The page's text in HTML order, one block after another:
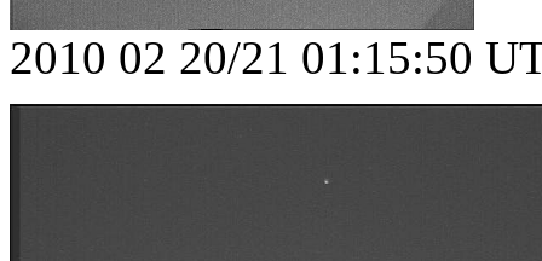
2010 02 20/21 01:15:50